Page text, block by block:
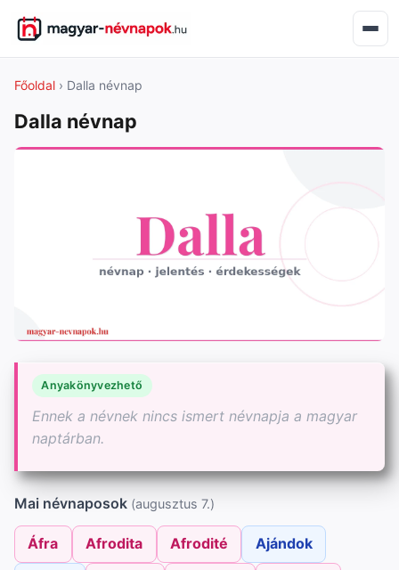
Főoldal › Dalla névnap
Dalla névnap
Anyakönyvezhető
Ennek a névnek nincs ismert névnapja a magyar
naptárban.
Mai névnaposok (augusztus 7.)
Áfra Afrodita Afrodité Ajándok